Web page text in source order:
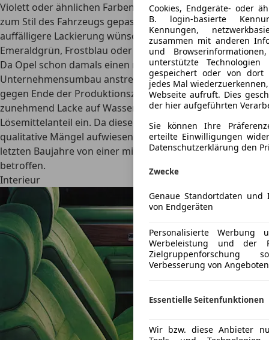
Violett oder ähnlichen Farben gab es nicht, da sie nicht
zum Stil des Fahrzeugs gepasst hätten. Wer eine
auffälligere Lackierung wünschte, konnte auf
Emeraldgrün, Frostblau oder Mineralrot zurückgreifen.
Da Opel schon damals einen nachhaltigen
Unternehmensumbau anstrebte, setzte der Autobauer
gegen Ende der Produktionszeit des Opel Senator
zunehmend Lacke auf Wasserbasismit geringem
Lösemittelanteil ein. Da diese Lacke damals noch
qualitative Mängel aufwiesen, sind viele Modelle der
letzten Baujahre von einer minderwertigen Lackqualität
betroffen.
Interieur
Cookies, Endgeräte- oder
B. login-basierte
Kennungen,
zusammen mit anderen
und
unterstützte
gespeichert oder von dort
jedes Mal
Webseite aufruft. Dies
der hier aufgeführten
Sie können Ihre
erteilte Einwilligungen
Datenschutzerklärung den
Zwecke
Genaue Standortdaten und
von Endgeräten
Personalisierte
Werbeleistung und der
Zielgruppenforschung
Verbesserung von Angeboten
Essentielle Seitenfunktionen
Wir bzw. diese Anbieter